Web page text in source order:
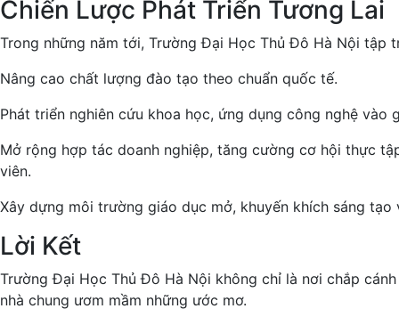
Chiến Lược Phát Triển Tương Lai
Trong những năm tới, Trường Đại Học Thủ Đô Hà Nội tập
Nâng cao chất lượng đào tạo theo chuẩn quốc tế.
Phát triển nghiên cứu khoa học, ứng dụng công nghệ vào
Mở rộng hợp tác doanh nghiệp, tăng cường cơ hội thực
viên.
Xây dựng môi trường giáo dục mở, khuyến khích sáng tạo
Lời Kết
Trường Đại Học Thủ Đô Hà Nội không chỉ là nơi chắp
nhà chung ươm mầm những ước mơ.